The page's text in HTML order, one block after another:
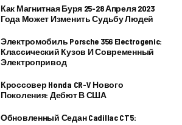
Как Магнитная Буря 25-28 Апреля 2023
Года Может Изменить Судьбу Людей
Электромобиль Porsche 356 Electrogenic:
Классический Кузов И Современный
Электропривод
Кроссовер Honda CR-V Нового
Поколения: Дебют В США
Обновленный Седан Cadillac CT5: